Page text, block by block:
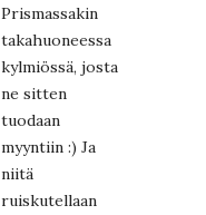
Prismassakin
takahuoneessa
kylmiössä, josta
ne sitten
tuodaan
myyntiin :) Ja
niitä
ruiskutellaan